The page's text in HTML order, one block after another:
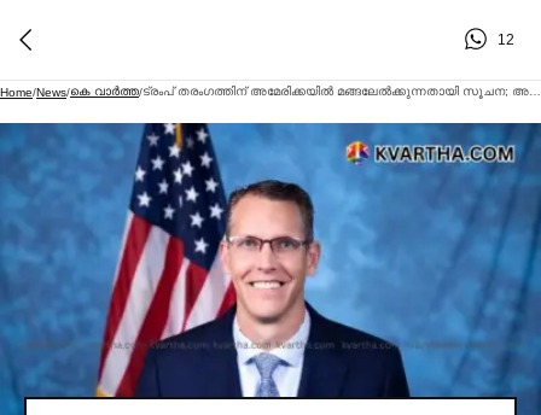
12
Home/News/കെ വാര്‍ത്ത/